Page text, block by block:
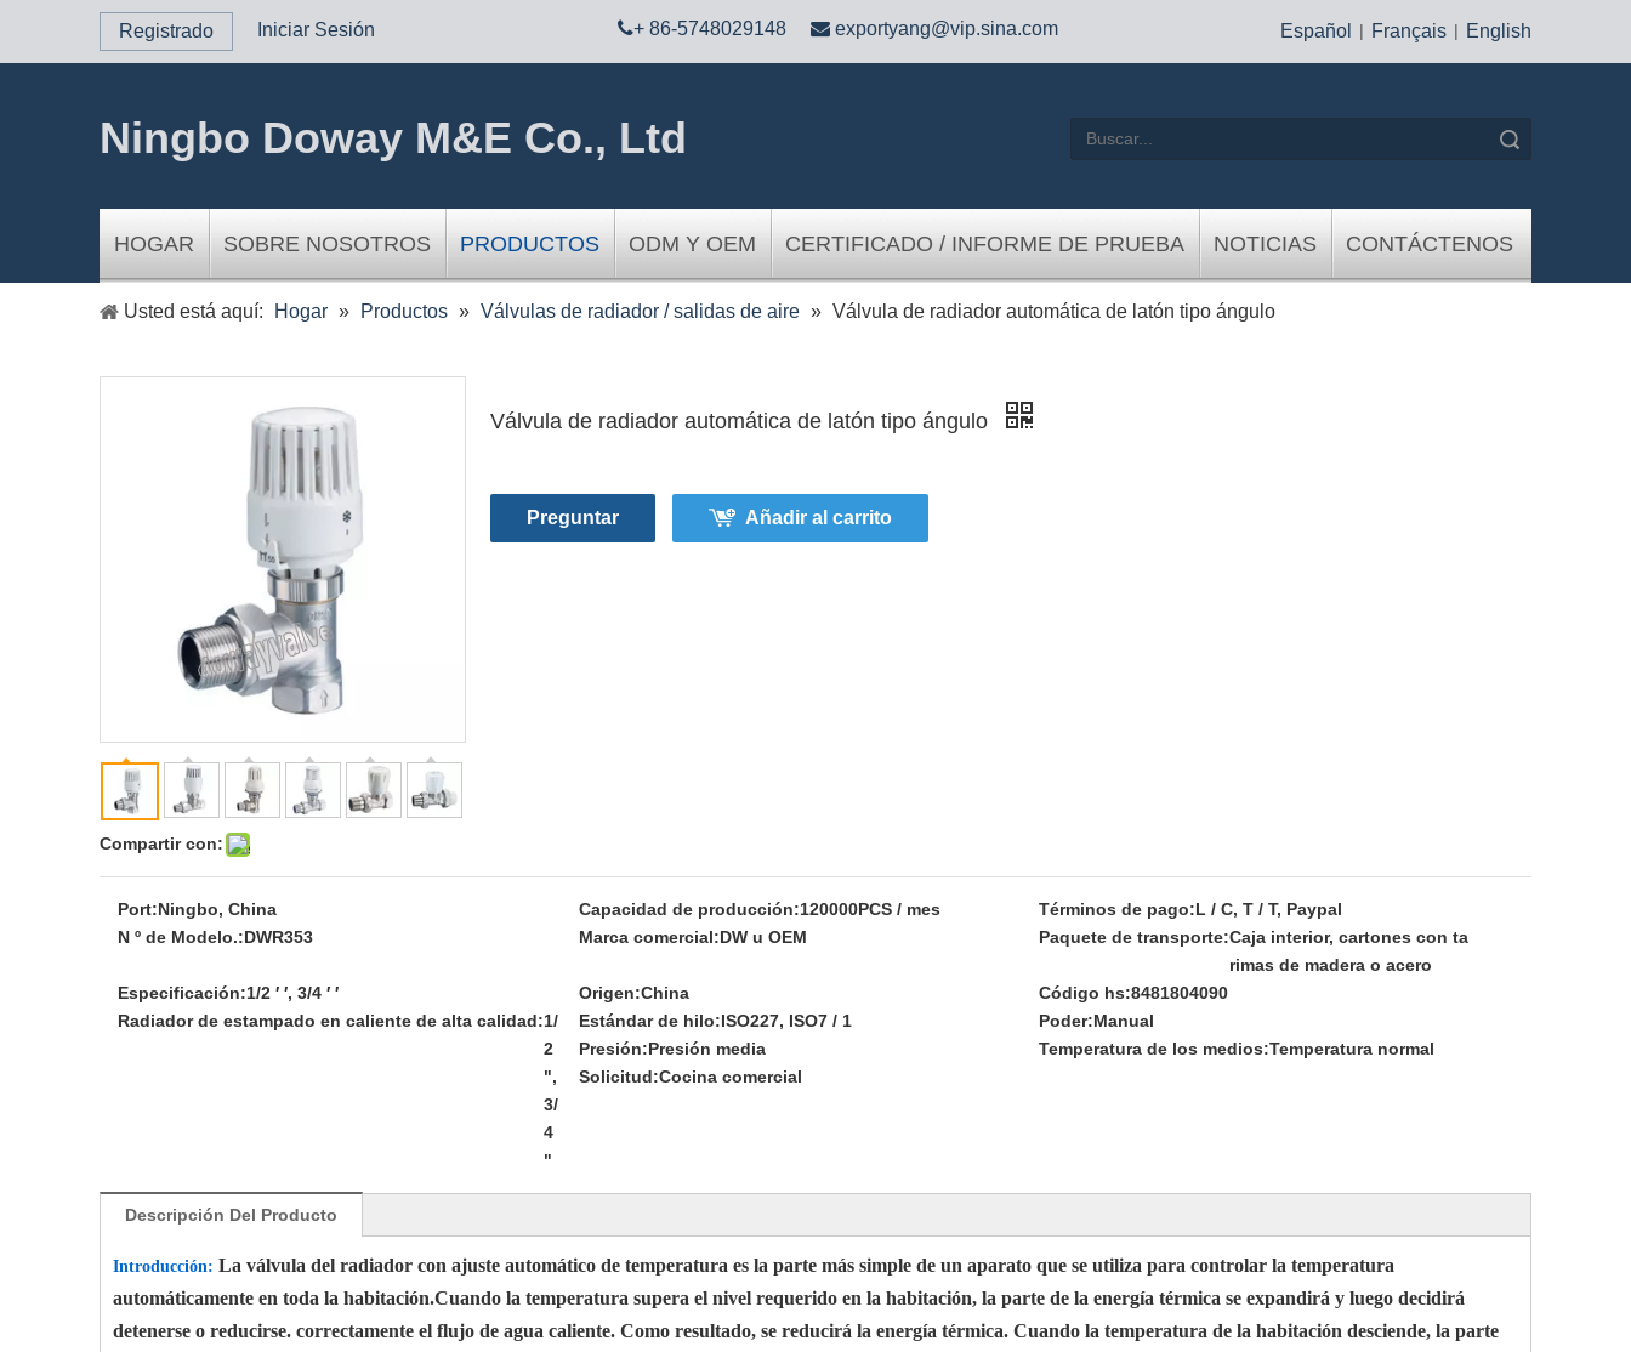
Registrado Iniciar Sesión + 86-5748029148  exportyang@vip.sina.com Español | Français | English
Ningbo Doway M&E Co., Ltd
HOGAR SOBRE NOSOTROS PRODUCTOS ODM Y OEM CERTIFICADO / INFORME DE PRUEBA NOTICIAS CONTÁCTENOS
Usted está aquí: Hogar » Productos » Válvulas de radiador / salidas de aire » Válvula de radiador automática de latón tipo ángulo
Compartir con:
Válvula de radiador automática de latón tipo ángulo
Preguntar Añadir al carrito
Port:Ningbo, China Capacidad de producción:120000PCS / mes Términos de pago:L / C, T / T, Paypal
N º de Modelo.:DWR353 Marca comercial:DW u OEM Paquete de transporte:Caja interior, cartones con ta
rimas de madera o acero
Especificación:1/2 ′ ′, 3/4 ′ ′ Origen:China Código hs:8481804090
Radiador de estampado en caliente de alta calidad:1/
2
",
3/
4
"
Estándar de hilo:ISO227, ISO7 / 1 Poder:Manual
Presión:Presión media Temperatura de los medios:Temperatura normal
Solicitud:Cocina comercial
Descripción Del Producto
Introducción: La válvula del radiador con ajuste automático de temperatura es la parte más simple de un aparato que se utiliza para controlar la temperatura
automáticamente en toda la habitación.Cuando la temperatura supera el nivel requerido en la habitación, la parte de la energía térmica se expandirá y luego decidirá
detenerse o reducirse. correctamente el flujo de agua caliente. Como resultado, se reducirá la energía térmica. Cuando la temperatura de la habitación desciende, la parte